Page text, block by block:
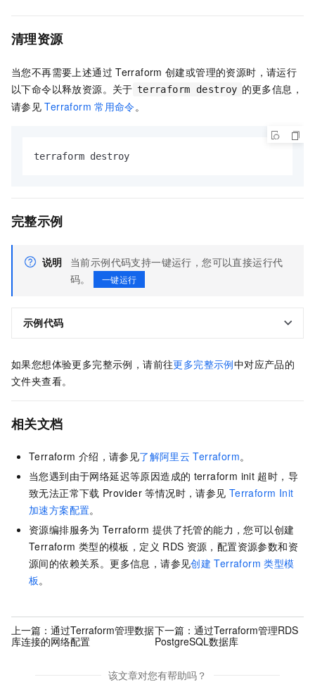
清理资源
当您不再需要上述通过 Terraform 创建或管理的资源时，请运行
以下命令以释放资源。关于 terraform destroy 的更多信息，
请参见 Terraform 常用命令。
terraform destroy
完整示例
说明
当前示例代码支持一键运行，您可以直接运行代
码。
一键运行
示例代码
如果您想体验更多完整示例，请前往更多完整示例中对应产品的
文件夹查看。
相关文档
Terraform 介绍，请参见了解阿里云 Terraform。
当您遇到由于网络延迟等原因造成的 terraform init 超时，导
致无法正常下载 Provider 等情况时，请参见 Terraform Init
加速方案配置。
资源编排服务为 Terraform 提供了托管的能力，您可以创建
Terraform 类型的模板，定义 RDS 资源，配置资源参数和资
源间的依赖关系。更多信息，请参见创建 Terraform 类型模
板。
上一篇： 通过Terraform管理数据
库连接的网络配置
下一篇：通过Terraform管理RDS
PostgreSQL数据库
该文章对您有帮助吗？